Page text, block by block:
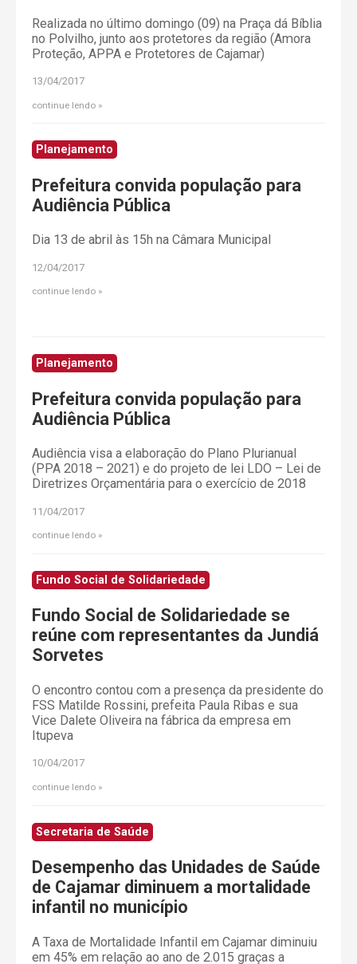
Realizada no último domingo (09) na Praça dá Bíblia
no Polvilho, junto aos protetores da região (Amora
Proteção, APPA e Protetores de Cajamar)
13/04/2017
continue lendo
Planejamento
Prefeitura convida população para
Audiência Pública
Dia 13 de abril às 15h na Câmara Municipal
12/04/2017
continue lendo
Planejamento
Prefeitura convida população para
Audiência Pública
Audiência visa a elaboração do Plano Plurianual
(PPA 2018 – 2021) e do projeto de lei LDO – Lei de
Diretrizes Orçamentária para o exercício de 2018
11/04/2017
continue lendo
Fundo Social de Solidariedade
Fundo Social de Solidariedade se
reúne com representantes da Jundiá
Sorvetes
O encontro contou com a presença da presidente do
FSS Matilde Rossini, prefeita Paula Ribas e sua
Vice Dalete Oliveira na fábrica da empresa em
Itupeva
10/04/2017
continue lendo
Secretaria de Saúde
Desempenho das Unidades de Saúde
de Cajamar diminuem a mortalidade
infantil no município
A Taxa de Mortalidade Infantil em Cajamar diminuiu
em 45% em relação ao ano de 2.015 graças a